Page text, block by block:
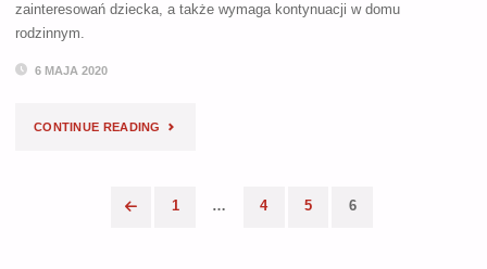
zainteresowań dziecka, a także wymaga kontynuacji w domu
rodzinnym.
6 MAJA 2020
CONTINUE READING "DOMOWA
SŁUCHU
1 … 4 5 6